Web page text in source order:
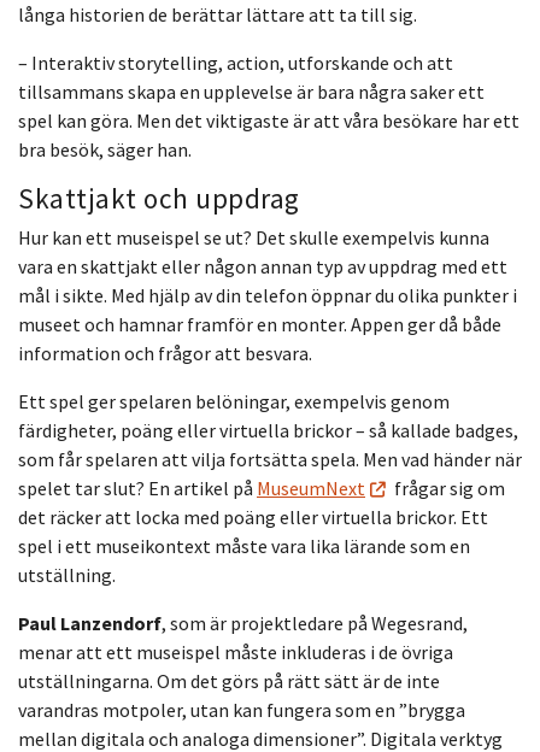
långa historien de berättar lättare att ta till sig.
– Interaktiv storytelling, action, utforskande och att
tillsammans skapa en upplevelse är bara några saker ett
spel kan göra. Men det viktigaste är att våra besökare har ett
bra besök, säger han.
Skattjakt och uppdrag
Hur kan ett museispel se ut? Det skulle exempelvis kunna
vara en skattjakt eller någon annan typ av uppdrag med ett
mål i sikte. Med hjälp av din telefon öppnar du olika punkter i
museet och hamnar framför en monter. Appen ger då både
information och frågor att besvara.
Ett spel ger spelaren belöningar, exempelvis genom
färdigheter, poäng eller virtuella brickor – så kallade badges,
som får spelaren att vilja fortsätta spela. Men vad händer när
spelet tar slut? En artikel på MuseumNext
frågar sig om
det räcker att locka med poäng eller virtuella brickor. Ett
spel i ett museikontext måste vara lika lärande som en
utställning.
Paul Lanzendorf, som är projektledare på Wegesrand,
menar att ett museispel måste inkluderas i de övriga
utställningarna. Om det görs på rätt sätt är de inte
varandras motpoler, utan kan fungera som en ”brygga
mellan digitala och analoga dimensioner”. Digitala verktyg